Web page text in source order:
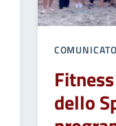
COMUNICATO
dello